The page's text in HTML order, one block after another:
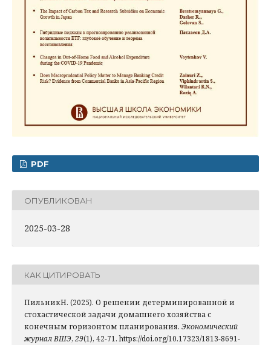
PDF
ОПУБЛИКОВАН
2025-03-28
КАК ЦИТИРОВАТЬ
ПильникН. (2025). О решении детерминированной и
стохастической задачи домашнего хозяйства с
конечным горизонтом планирования. Экономический
журнал ВШЭ, 29(1), 42-71. https://doi.org/10.17323/1813-8691-